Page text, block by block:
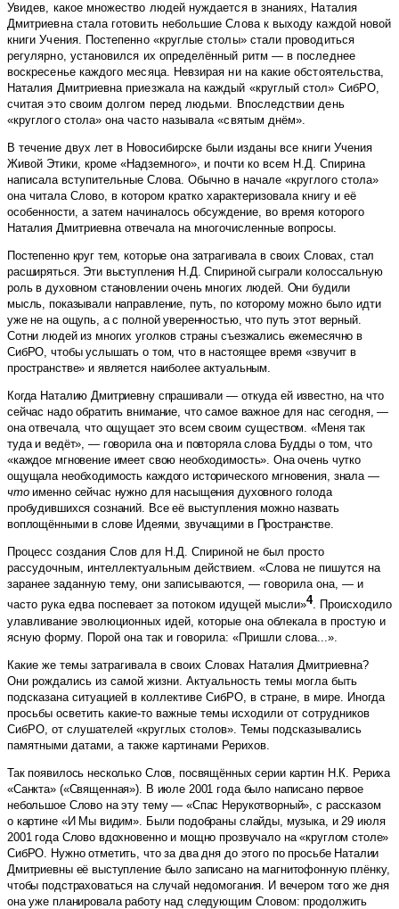
Увидев, какое множество людей нуждается в знаниях, Наталия
Дмитриевна стала готовить ­небольшие Слова к выходу каждой новой
книги Учения. Постепенно «круглые столы» стали проводиться
регулярно, установился их определённый ритм — в последнее
воскресенье каждого месяца. Невзирая ни на какие обстоятельства,
Наталия Дмитриевна приезжала на каждый «круглый стол» СибРО,
считая это своим долгом перед людьми. Впоследствии день
«круглого стола» она часто называла «святым днём».
В течение двух лет в Новосибирске были изданы все книги Учения
Живой Этики, кроме «Надземного», и почти ко всем Н.Д. Спирина
написала вступительные Слова. Обычно в начале «круглого стола»
она читала Слово, в котором кратко характеризовала книгу и её
особенности, а затем начиналось обсуждение, во время которого
Наталия Дмитриевна отвечала на многочисленные вопросы.
Постепенно круг тем, которые она затрагивала в своих Словах, стал
расширяться. Эти выступления Н.Д. Спириной сыграли колоссальную
роль в духовном становлении очень многих людей. Они будили
мысль, показывали направление, путь, по которому можно было идти
уже не на ощупь, а с полной уверенностью, что путь этот верный.
Сотни людей из многих уголков страны съезжались ежемесячно в
СибРО, чтобы услышать о том, что в настоящее время «звучит в
пространстве» и является наиболее актуальным.
Когда Наталию Дмитриевну спрашивали — откуда ей известно, на что
сейчас надо обратить внимание, что самое важное для нас сегодня, —
она отвечала, что ощущает это всем своим существом. «Меня так
туда и ведёт», — говорила она и повторяла слова Будды о том, что
«каждое мгновение имеет свою необходимость». Она очень чутко
ощущала необходимость каждого исторического мгновения, знала —
чтоименно сейчас нужно для насыщения духовного голода
пробудившихся сознаний. Все её выступления можно назвать
воплощёнными в слове Идеями, звучащими в Пространстве.
Процесс создания Слов для Н.Д. Спириной не был просто
рассудочным, интеллектуальным действием. «Слова не пишутся на
заранее заданную тему, они записываются, — говорила она, — и
часто рука едва поспевает за потоком идущей мысли»4. Происходило
улавливание эволюционных идей, которые она облекала в простую и
ясную форму. Порой она так и говорила: «Пришли слова...».
Какие же темы затрагивала в своих Словах Наталия Дмитриевна?
Они рождались из самой жизни. Актуальность темы могла быть
подсказана ситуацией в коллективе СибРО, в стране, в мире. Иногда
просьбы осветить какие-то важные темы исходили от сотрудников
СибРО, от слушателей «круглых столов». Темы подсказывались
памятными датами, а также картинами Рерихов.
Так появилось несколько Слов, посвящённых серии картин Н.К. Рериха
«Санкта» («Священная»). В июле 2001 года было написано первое
небольшое Слово на эту тему — «Спас Нерукотворный», с рассказом
о картине «И Мы видим». Были подобраны слайды, музыка, и 29 июля
2001 года Слово вдохновенно и мощно прозвучало на «круглом столе»
СибРО. Нужно отметить, что за два дня до этого по просьбе Наталии
Дмитриевны её выступление было записано на магнитофонную плёнку,
чтобы подстраховаться на случай недомогания. И вечером того же дня
она уже планировала работу над следующим Словом: продолжить